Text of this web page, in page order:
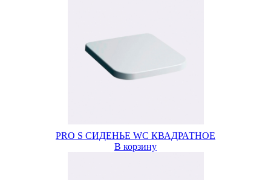
PRO S СИДЕНЬЕ WC КВАДРАТНОЕ
В корзину